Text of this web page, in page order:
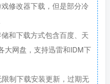
修改器下载，但是部分冷
和下载方式包含百度、天
大网盘，支持迅雷和IDM下
制下载安装更新，过期无